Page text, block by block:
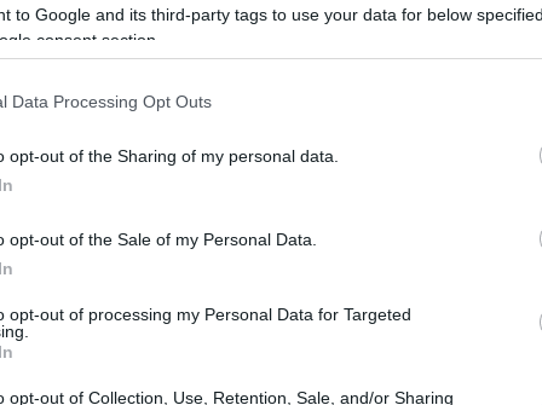
to Google and its third-party tags to use your data for below
consent section.
Data Processing Opt Outs
opt-out of the Sharing of my personal data.
opt-out of the Sale of my Personal Data.
opt-out of processing my Personal Data for Targeted
opt-out of Collection, Use, Retention, Sale, and/or Sharing
attenzione continua. In questo scenario, l’Anci ha
senza nascondere le preoccupazioni per il futuro.
Guerra
come i Comuni abbiano comunque
Tra i problemi ricorrenti sono emersi la
dalla conclusione del ciclo del PNRR. Inoltre,
rendono il quadro più incerto,